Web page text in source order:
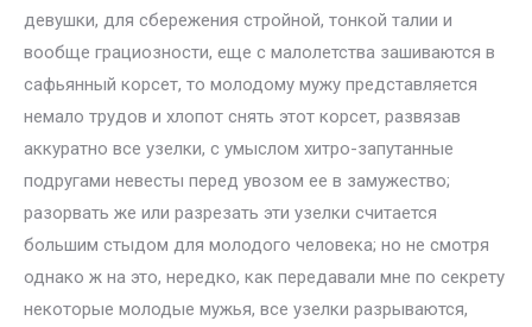
девушки, для сбережения стройной, тонкой талии и
вообще грациозности, еще с малолетства зашиваются в
сафьянный корсет, то молодому мужу представляется
немало трудов и хлопот снять этот корсет, развязав
аккуратно все узелки, с умыслом хитро-запутанные
подругами невесты перед увозом ее в замужество;
разорвать же или разрезать эти узелки считается
большим стыдом для молодого человека; но не смотря
однако ж на это, нередко, как передавали мне по секрету
некоторые молодые мужья, все узелки разрываются,